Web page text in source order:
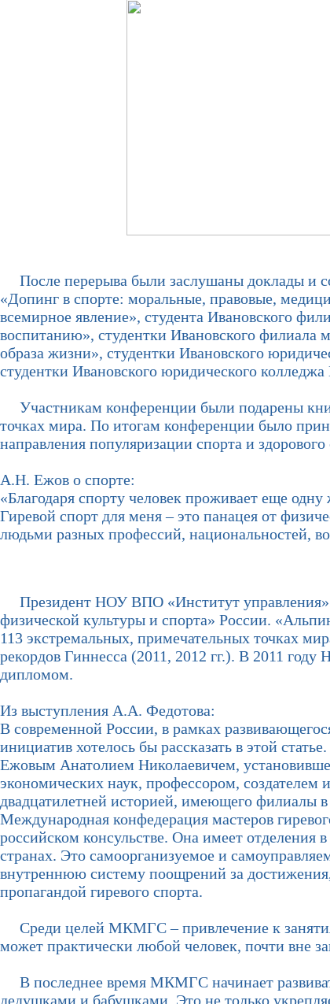
После перерыва были заслушаны доклады и
«Допинг в спорте: моральные, правовые,
всемирное явление», студента Ивановского
воспитанию», студентки Ивановского филиала
образа жизни», студентки Ивановского
студентки Ивановского юридического
Участникам конференции были подарены
точках мира. По итогам конференции было
направления популяризации спорта и
А.Н. Ежов о спорте:
«Благодаря спорту человек проживает еще
Гиревой спорт для меня – это панацея от
людьми разных профессий, национальностей,
Президент НОУ ВПО «Институт
физической культуры и спорта» России.
113 экстремальных, примечательных точках
рекордов Гиннесса (2011, 2012 гг.). В 2011
дипломом.
Из выступления А.А. Федотова:
В современной России, в рамках
инициатив хотелось бы рассказать в этой статье.
Ежовым Анатолием Николаевичем,
экономических наук, профессором,
двадцатилетней историей, имеющего филиалы
Международная конфедерация мастеров
российском консульстве. Она имеет отделения
странах. Это самоорганизуемое и
внутреннюю систему поощрений за
пропагандой гиревого спорта.
Среди целей МКМГС – привлечение к
может практически любой человек, почти вне
В последнее время МКМГС начинает
дедушками и бабушками. Это не только